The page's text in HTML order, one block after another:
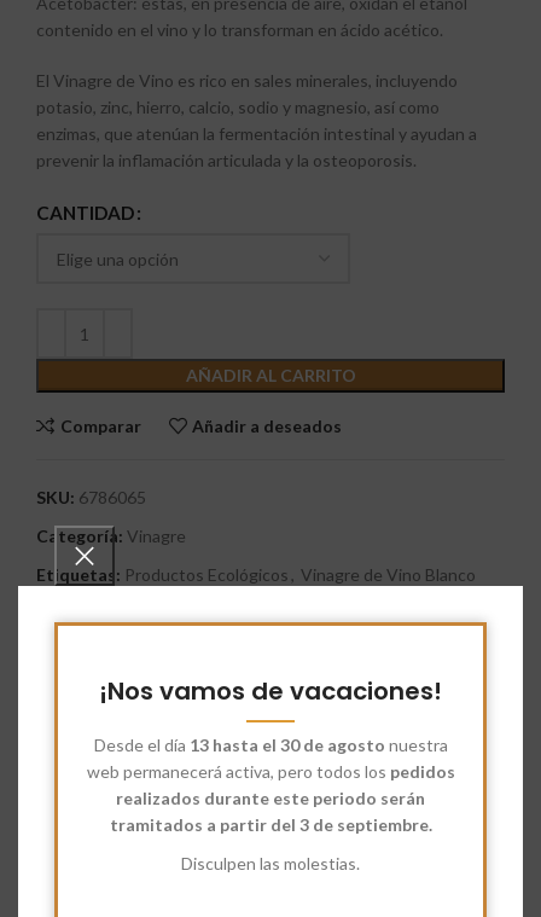
¡Nos vamos de vacaciones!
Desde el día 13 hasta el 30 de agosto nuestra
web permanecerá activa, pero todos los pedidos
realizados durante este periodo serán
tramitados a partir del 3 de septiembre.
Disculpen las molestias.
contenido en el vino y lo transforman en ácido acético.
El Vinagre de Vino es rico en sales minerales, incluyendo
potasio, zinc, hierro, calcio, sodio y magnesio, así como
enzimas, que atenúan la fermentación intestinal y ayudan a
prevenir la inflamación articulada y la osteoporosis.
CANTIDAD
AÑADIR AL CARRITO
Comparar Añadir a deseados
SKU: 6786065
Categoría: Vinagre
Etiquetas: Productos Ecológicos , Vinagre de Vino Blanco
Descripción
Vinagre de Vino Blanco
fermentación de vino blanco o tinto por acción de las bacterias
Acetobacter: éstas, en presencia de aire, oxidan el etanol
contenido en el vino y lo transforman en ácido acético.
El Vinagre de Vino es rico en sales minerales, incluyendo
potasio, zinc, hierro, calcio, sodio y magnesio, así como